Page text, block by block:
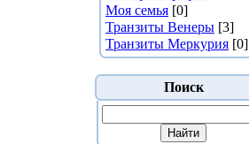
Моя семья [0]
Транзиты Венеры [3]
Транзиты Меркурия [0]
Поиск